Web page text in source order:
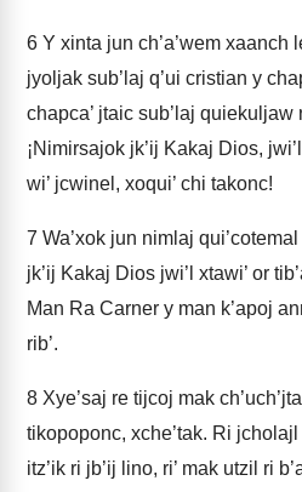
6 Y xinta jun ch’a’wem xaanch
jyoljak sub’laj q’ui cristian y
chapca’ jtaic sub’laj quiekuljaw
¡Nimirsajok jk’ij Kakaj Dios,
wi’ jcwinel, xoqui’ chi takonc!
7 Wa’xok jun nimlaj
jk’ij Kakaj Dios jwi’l xtawi’ or
Man Ra Carner y man k’apoj
rib’.
8 Xye’saj re tijcoj mak
tikopoponc, xche’tak. Ri jcholajl
itz’ik ri jb’ij lino, ri’ mak utzil ri